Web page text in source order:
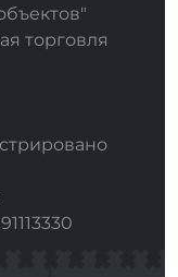
торговля